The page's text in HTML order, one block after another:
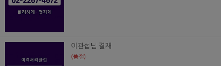
이관섭님 결재
(품절)